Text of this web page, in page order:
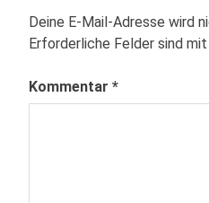
Deine E-Mail-Adresse wird
Erforderliche Felder sind mit
Kommentar *